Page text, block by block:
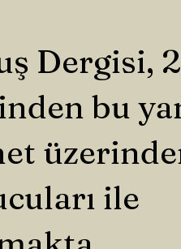
Dergisi,
bu
ile